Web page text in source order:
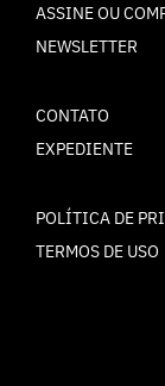
ASSINE OU
NEWSLETTER
CONTATO
EXPEDIENTE
POLÍTICA DE
TERMOS DE USO